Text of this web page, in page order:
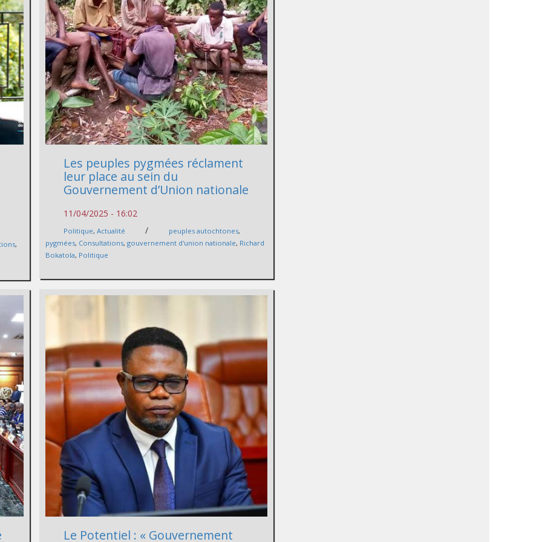
,
Les peuples pygmées réclament
leur place au sein du
Gouvernement d’Union nationale
11/04/2025 - 16:02
Politique,Actualité / peuples autochtones,
pygmées, Consultations,gouvernement d'union nationale, Richard
Bokatola, Politique
Le Potentiel : « Gouvernement